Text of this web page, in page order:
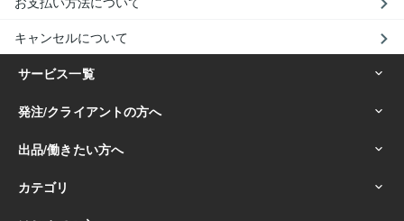
キャンセルについて